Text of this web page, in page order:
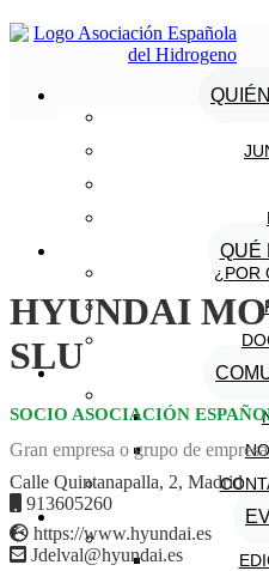
QUÉ
¿POR
HYUNDAI
SLU
SOCIO ASOCIACIÓN
Gran empresa o grupo de
Calle Quintanapalla, 2, Madrid
913605260
https://www.hyundai.es
Jdelval@hyundai.es